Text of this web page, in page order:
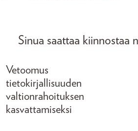
Sinua saattaa kiinnostaa
Vetoomus
tietokirjallisuuden
valtionrahoituksen
kasvattamiseksi